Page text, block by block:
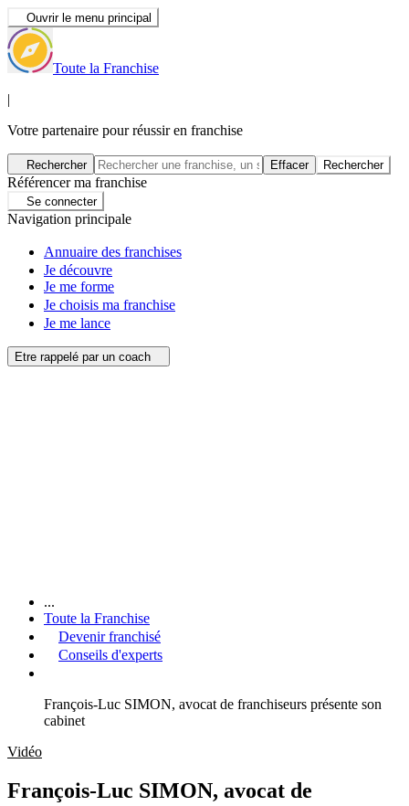
Ouvrir le menu principal
Toute la Franchise
|
Votre partenaire pour réussir en franchise
Rechercher Effacer Rechercher
Référencer ma franchise
Se connecter
Navigation principale
Annuaire des franchises
Je découvre
Je me forme
Je choisis ma franchise
Je me lance
Etre rappelé par un coach
...
Toute la Franchise
Devenir franchisé
Conseils d'experts
François-Luc SIMON, avocat de franchiseurs présente son
cabinet
Vidéo
François-Luc SIMON, avocat de